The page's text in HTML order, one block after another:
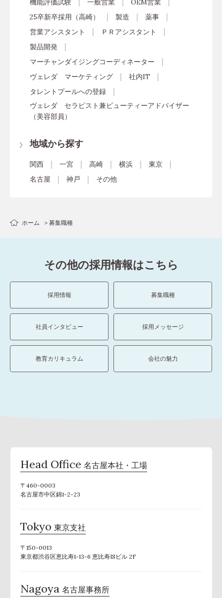
機能評価試験 一般営業
OEM営業
25卒新卒採用（高崎）
製造
薬事
営業アシスタント
ＰＲアシスタント
製品開発
マーチャンダイジングコーディネーター
ヴェレダ マーケティング
社内IT
タレントプールへの登録
ヴェレダ セラピスト兼ビューティーアドバイザー
（美容部員）
地域から探す
関西 一宮 高崎 横浜
東京
名古屋
神戸 その他
ホーム 募集職種
その他の採用情報はこちら
採用情報 募集職種
社員インタビュー 採用メッセージ
教育カリキュラム 会社の魅力
Head Office 名古屋本社・工場
〒460-0003
名古屋市中区錦1-2-23
Tokyo 東京支社
〒150-0013
東京都渋谷区恵比寿1-13-6 恵比寿ISビル 2F
Nagoya 名古屋事務所